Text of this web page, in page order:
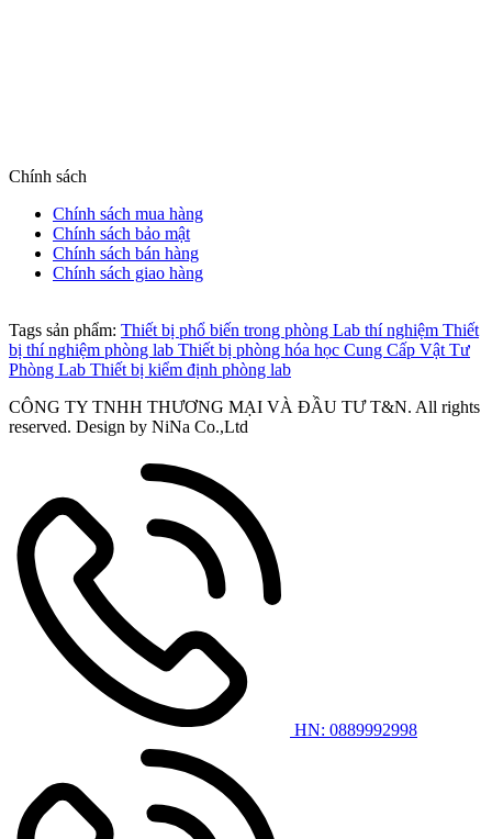
Chính sách
Chính sách mua hàng
Chính sách bảo mật
Chính sách bán hàng
Chính sách giao hàng
Tags sản phẩm: Thiết bị phổ biến trong phòng Lab thí nghiệm Thiết
bị thí nghiệm phòng lab Thiết bị phòng hóa học Cung Cấp Vật Tư
Phòng Lab Thiết bị kiểm định phòng lab
CÔNG TY TNHH THƯƠNG MẠI VÀ ĐẦU TƯ T&N. All rights
reserved. Design by NiNa Co.,Ltd
HN: 0889992998